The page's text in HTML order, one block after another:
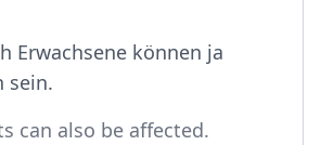
Erwachsene können ja
sein.
can also be affected.